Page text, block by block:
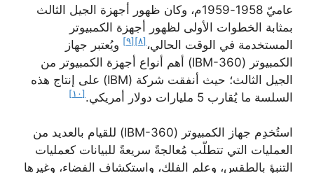
عاميّ 1958-1959م، وكان ظهور أجهزة الجيل الثالث
بمثابة الخطوات الأولى لظهور أجهزة الكمبيوتر
المستخدمة في الوقت الحالي، [٨] [٩]
ويُعتبر جهاز
الكمبيوتر (IBM-360) أهم أنواع أجهزة الكمبيوتر من
الجيل الثالث؛ حيث أنفقت شركة (IBM) على إنتاج هذه
السلسة ما يُقارب 5 مليارات دولار أمريكي.
[١٠]
استُخدِم جهاز الكمبيوتر (IBM-360) للقيام بالعديد من
العمليات التي تتطلّب مُعالجةً سريعةً للبيانات كعمليات
التنبؤ بالطقس، وعلم الفلك، واستكشاف الفضاء، وغيرها